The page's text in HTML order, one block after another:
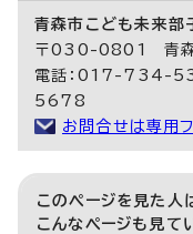
青森市こども未来部
〒030-0801 青森
電話：017-734-
5678
お問合せは専用
このページを見た人
こんなページも見て